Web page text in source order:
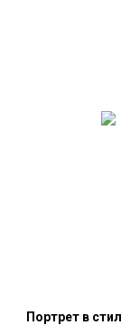
Портрет в